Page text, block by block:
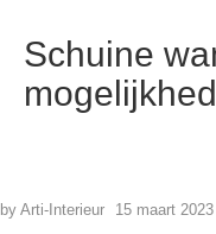
Schuine
by Arti-Interieur 15 maart 2023